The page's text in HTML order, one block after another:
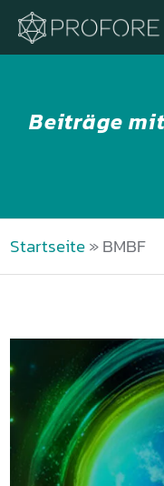
Beiträge
Startseite»BMBF